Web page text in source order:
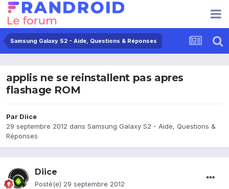
Samsung Galaxy S2 - Aide, Questions & Réponses
applis ne se reinstallent pas apres
flashage ROM
Par Diice
29 septembre 2012 dans Samsung Galaxy S2 - Aide, Questions &
Réponses
Diice
Posté(e) 29 septembre 2012